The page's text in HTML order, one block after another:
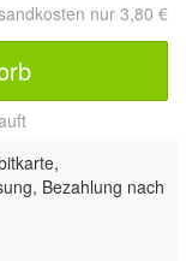
nur 3,80 €
Bezahlung nach